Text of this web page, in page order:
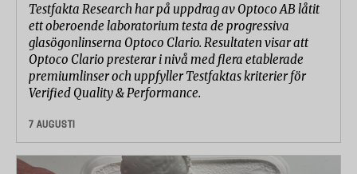
Testfakta Research har på uppdrag av Optoco AB låtit
ett oberoende laboratorium testa de progressiva
glasögonlinserna Optoco Clario. Resultaten visar att
Optoco Clario presterar i nivå med flera etablerade
premiumlinser och uppfyller Testfaktas kriterier för
Verified Quality & Performance.
7 AUGUSTI